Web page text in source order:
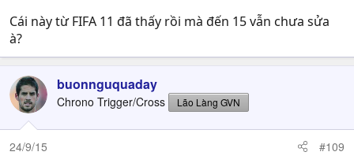
Về độ giả lập bóng đá thực tế thì PES 15 patch 1.3 hay
1.4 làm rất tốt, chỉ số cầu thủ nó tác dụng rõ rệt lên từng
PES 16 hiện tại chưa ok, thằng nhồn nào cũng phất bóng
như Pirlo,
cao bồi cực dễ vì bóng rebound luôn hút vào chân tiền
đạo
hy vọng Konami nó patch vá hết mấy cái dị hợm này đi
Cái này từ FIFA 11 đã thấy rồi mà đến 15 vẫn chưa sửa
à?
buonnguquaday
Chrono Trigger/Cross Lão Làng GVN
24/9/15 #109